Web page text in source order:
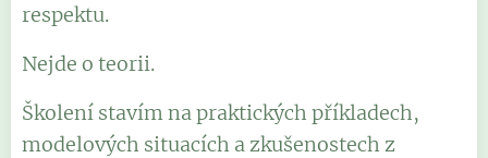
respektu.
Nejde o teorii.
Školení stavím na praktických příkladech,
modelových situacích a zkušenostech z